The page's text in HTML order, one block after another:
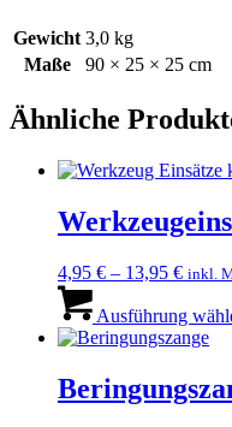
Gewicht 3,0 kg
Maße
90 × 25 × 25 cm
Ähnliche
4,95 € – 13,95 € inkl.
Ausführung